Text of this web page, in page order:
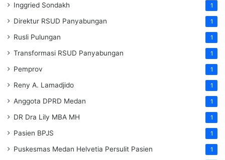
Inggried Sondakh 1
Direktur RSUD Panyabungan 1
Rusli Pulungan 1
Transformasi RSUD Panyabungan 1
Pemprov 1
Reny A. Lamadjido 1
Anggota DPRD Medan 1
DR Dra Lily MBA MH 1
Pasien BPJS 1
Puskesmas Medan Helvetia Persulit Pasien 1